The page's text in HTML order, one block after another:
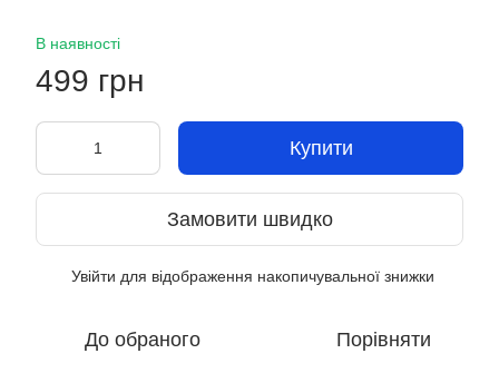
В наявності
499 грн
Купити
Замовити швидко
Увійти для відображення накопичувальної знижки
До обраного Порівняти